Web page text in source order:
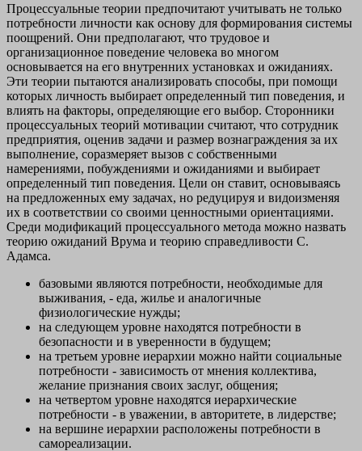
Процессуальные теории предпочитают учитывать не только
потребности личности как основу для формирования системы
поощрений. Они предполагают, что трудовое и
организационное поведение человека во многом
основывается на его внутренних установках и ожиданиях.
Эти теории пытаются анализировать способы, при помощи
которых личность выбирает определенный тип поведения, и
влиять на факторы, определяющие его выбор. Сторонники
процессуальных теорий мотивации считают, что сотрудник
предприятия, оценив задачи и размер вознаграждения за их
выполнение, соразмеряет вызов с собственными
намерениями, побуждениями и ожиданиями и выбирает
определенный тип поведения. Цели он ставит, основываясь
на предложенных ему задачах, но редуцируя и видоизменяя
их в соответствии со своими ценностными ориентациями.
Среди модификаций процессуального метода можно назвать
теорию ожиданий Врума и теорию справедливости С.
Адамса.
базовыми являются потребности, необходимые для
выживания, - еда, жилье и аналогичные
физиологические нужды;
на следующем уровне находятся потребности в
безопасности и в уверенности в будущем;
на третьем уровне иерархии можно найти социальные
потребности - зависимость от мнения коллектива,
желание признания своих заслуг, общения;
на четвертом уровне находятся иерархические
потребности - в уважении, в авторитете, в лидерстве;
на вершине иерархии расположены потребности в
самореализации.